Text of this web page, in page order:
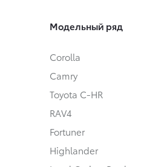
Модельный ряд
Corolla
Camry
Toyota C-HR
RAV4
Fortuner
Highlander